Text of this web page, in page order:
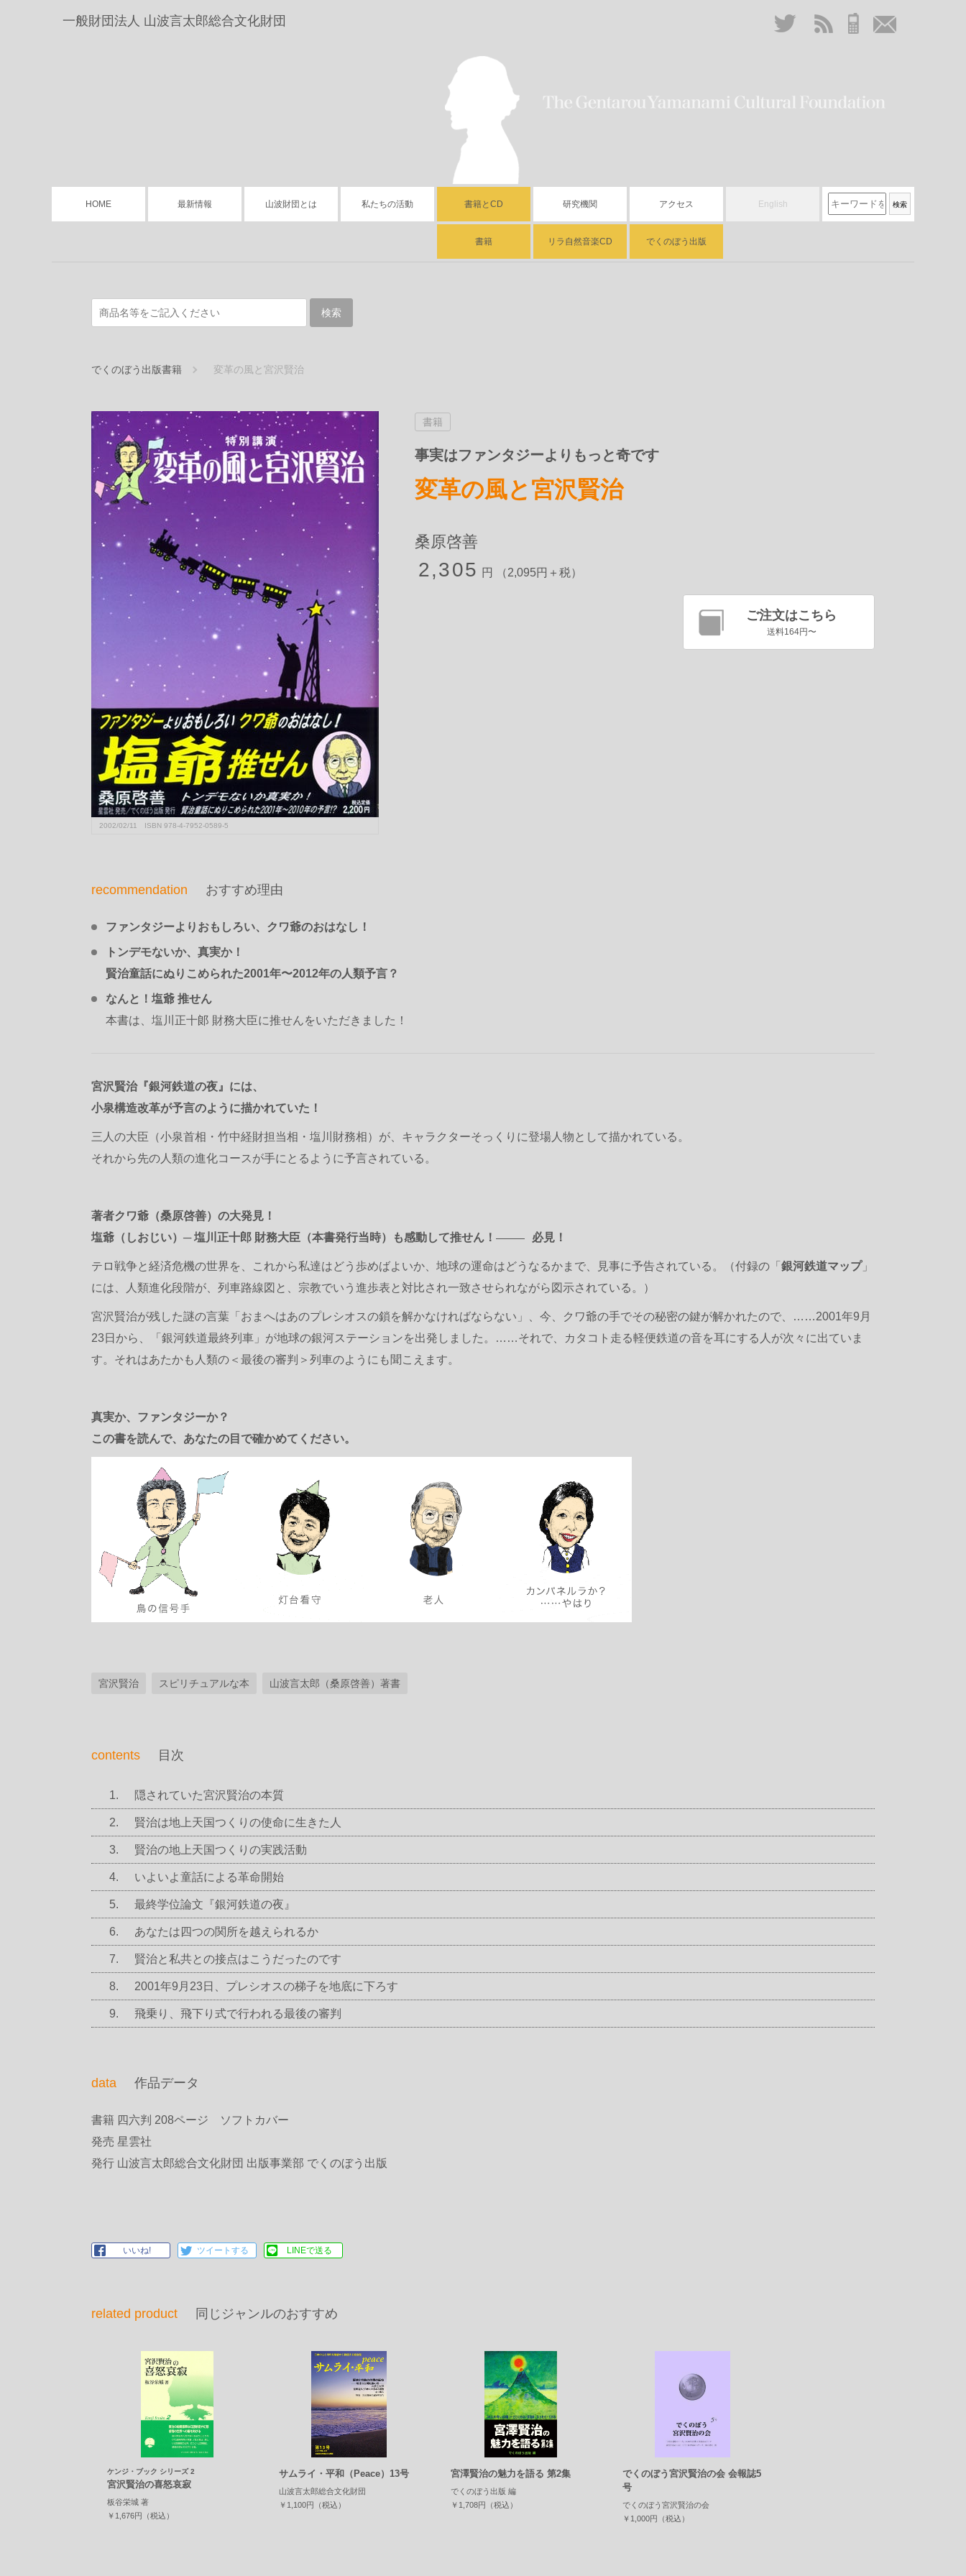
一般財団法人 山波言太郎総合文化財団
HOME 最新情報 山波財団とは 私たちの活動 書籍とCD 研究機関 アクセス English
書籍 リラ自然音楽CD でくのぼう出版
でくのぼう出版書籍 変革の風と宮沢賢治
2002/02/11 ISBN 978-4-7952-0589-5
書籍
事実はファンタジーよりもっと奇です
変革の風と宮沢賢治
桑原啓善
2,305 円 （2,095円＋税）
ご注文はこちら
送料164円〜
recommendation おすすめ理由
ファンタジーよりおもしろい、クワ爺のおはなし！
トンデモないか、真実か！
賢治童話にぬりこめられた2001年〜2012年の人類予言？
なんと！塩爺 推せん
本書は、塩川正十郞 財務大臣に推せんをいただきました！
宮沢賢治『銀河鉄道の夜』には、
小泉構造改革が予言のように描かれていた！
三人の大臣（小泉首相・竹中経財担当相・塩川財務相）が、キャラクターそっくりに登場人物として描かれている。
それから先の人類の進化コースが手にとるように予言されている。
著者クワ爺（桑原啓善）の大発見！
塩爺（しおじい）─ 塩川正十郎 財務大臣（本書発行当時）も感動して推せん！
必見！
テロ戦争と経済危機の世界を、これから私達はどう歩めばよいか、地球の運命はどうなるかまで、見事に予告されている。（付録の「 銀河鉄道マップ」
には、人類進化段階が、列車路線図と、宗教でいう進歩表と対比され一致させられながら図示されている。）
宮沢賢治が残した謎の言葉「おまへはあのプレシオスの鎖を解かなければならない」、今、クワ爺の手でその秘密の鍵が解かれたので、……2001年9月
23日から、「銀河鉄道最終列車」が地球の銀河ステーションを出発しました。……それで、カタコト走る軽便鉄道の音を耳にする人が次々に出ていま
す。それはあたかも人類の＜最後の審判＞列車のようにも聞こえます。
真実か、ファンタジーか？
この書を読んで、あなたの目で確かめてください。
宮沢賢治 スピリチュアルな本 山波言太郎（桑原啓善）著書
contents 目次
隠されていた宮沢賢治の本質
賢治は地上天国つくりの使命に生きた人
賢治の地上天国つくりの実践活動
いよいよ童話による革命開始
最終学位論文『銀河鉄道の夜』
あなたは四つの関所を越えられるか
賢治と私共との接点はこうだったのです
2001年9月23日、プレシオスの梯子を地底に下ろす
飛乗り、飛下り式で行われる最後の審判
data 作品データ
書籍 四六判 208ページ ソフトカバー
発売 星雲社
発行 山波言太郎総合文化財団 出版事業部 でくのぼう出版
いいね! ツイートする LINEで送る
related product 同じジャンルのおすすめ
ケンジ・ブック シリーズ 2
宮沢賢治の喜怒哀寂
板谷栄城 著
￥1,676円（税込）
サムライ・平和（Peace）13号
山波言太郎総合文化財団
￥1,100円（税込）
宮澤賢治の魅力を語る 第2集
でくのぼう出版 編
￥1,708円（税込）
でくのぼう宮沢賢治の会 会報誌5
号
でくのぼう宮沢賢治の会
￥1,000円（税込）